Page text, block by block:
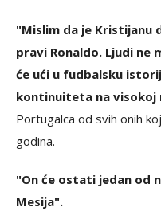
"Mislim da je Kristijanu
pravi Ronaldo. Ljudi ne
će ući u fudbalsku
kontinuiteta na visokoj
Portugalca od svih onih
godina.
"On će ostati jedan od
Mesija".